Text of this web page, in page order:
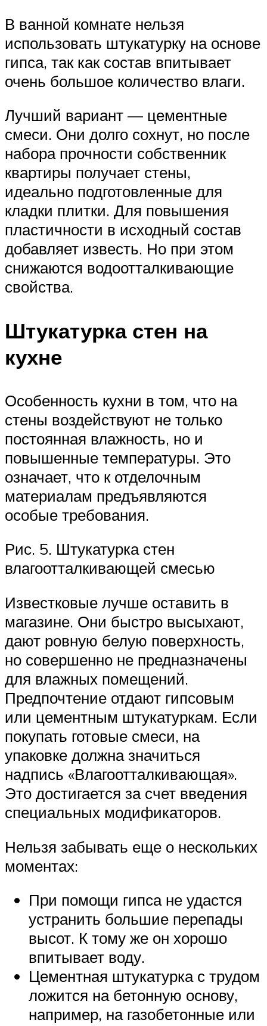
В ванной комнате нельзя
использовать штукатурку на основе
гипса, так как состав впитывает
очень большое количество влаги.
Лучший вариант — цементные
смеси. Они долго сохнут, но после
набора прочности собственник
квартиры получает стены,
идеально подготовленные для
кладки плитки. Для повышения
пластичности в исходный состав
добавляет известь. Но при этом
снижаются водоотталкивающие
свойства.
Штукатурка стен на
кухне
Особенность кухни в том, что на
стены воздействуют не только
постоянная влажность, но и
повышенные температуры. Это
означает, что к отделочным
материалам предъявляются
особые требования.
Рис. 5. Штукатурка стен
влагоотталкивающей смесью
Известковые лучше оставить в
магазине. Они быстро высыхают,
дают ровную белую поверхность,
но совершенно не предназначены
для влажных помещений.
Предпочтение отдают гипсовым
или цементным штукатуркам. Если
покупать готовые смеси, на
упаковке должна значиться
надпись «Влагоотталкивающая».
Это достигается за счет введения
специальных модификаторов.
Нельзя забывать еще о нескольких
моментах:
При помощи гипса не удастся
устранить большие перепады
высот. К тому же он хорошо
впитывает воду.
Цементная штукатурка с трудом
ложится на бетонную основу,
например, на газобетонные или